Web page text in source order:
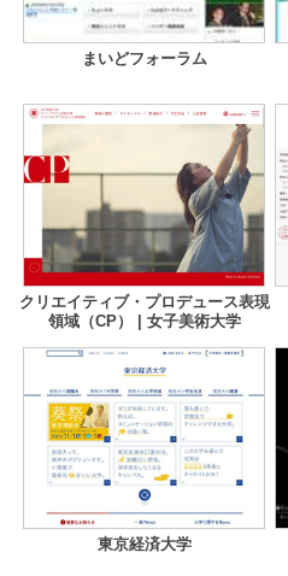
まいどフォーラム
クリエイティブ・プロデュース表現
領域（CP） | 女子美術大学
東京経済大学